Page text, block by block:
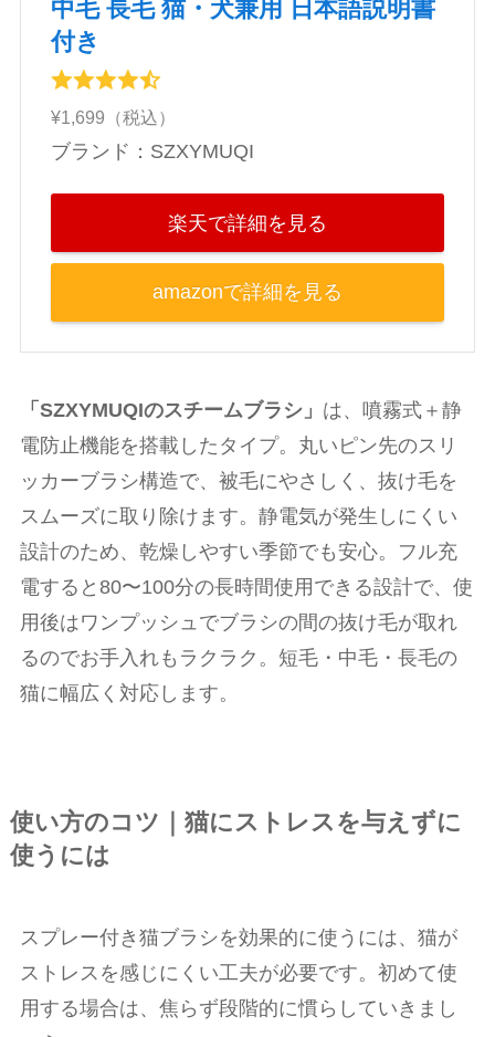
中毛 長毛 猫・犬兼用 日本語説明書
付き
¥1,699（税込）
ブランド：SZXYMUQI
楽天で詳細を見る
amazonで詳細を見る
「SZXYMUQIのスチームブラシ」 は、噴霧式＋静
電防止機能を搭載したタイプ。丸いピン先のスリ
ッカーブラシ構造で、被毛にやさしく、抜け毛を
スムーズに取り除けます。静電気が発生しにくい
設計のため、乾燥しやすい季節でも安心。フル充
電すると80〜100分の長時間使用できる設計で、使
用後はワンプッシュでブラシの間の抜け毛が取れ
るのでお手入れもラクラク。短毛・中毛・長毛の
猫に幅広く対応します。
使い方のコツ｜猫にストレスを与えずに
使うには
スプレー付き猫ブラシを効果的に使うには、猫が
ストレスを感じにくい工夫が必要です。初めて使
用する場合は、焦らず段階的に慣らしていきまし